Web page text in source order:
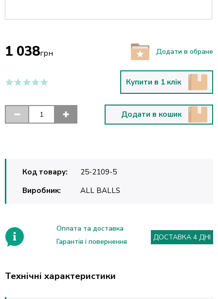
1 038грн Додати в обране
Купити в 1 клік
Додати в кошик
Код товару:
25-2109-5
Виробник:
ALL BALLS
Оплата та доставка
Гарантія і повернення
ДОСТАВКА 4 ДНІ
Технічні характеристики